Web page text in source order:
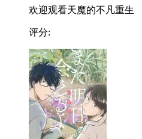
欢迎观看天魔的不凡重生
评分: